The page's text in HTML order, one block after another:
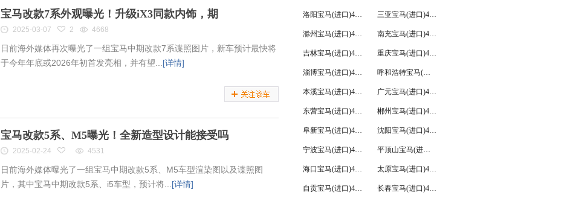
宝马改款7系外观曝光！升级iX3同款内饰，期
2025-03-07 2 4668
日前海外媒体再次曝光了一组宝马中期改款7系谍照图片，新车预计最快将
于今年年底或2026年初首发亮相，并有望... [详情]
宝马改款5系、M5曝光！全新造型设计能接受吗
2025-02-24 4531
日前海外媒体曝光了一组宝马中期改款5系、M5车型渲染图以及谍照图
片，其中宝马中期改款5系、i5车型，预计将... [详情]
洛阳宝马(进口)4S店 三亚宝马(进口)4S店
滁州宝马(进口)4S店 南充宝马(进口)4S店
吉林宝马(进口)4S店 重庆宝马(进口)4S店
淄博宝马(进口)4S店 呼和浩特宝马(进口)4S店
本溪宝马(进口)4S店 广元宝马(进口)4S店
东营宝马(进口)4S店 郴州宝马(进口)4S店
阜新宝马(进口)4S店 沈阳宝马(进口)4S店
宁波宝马(进口)4S店 平顶山宝马(进口)4S店
海口宝马(进口)4S店 太原宝马(进口)4S店
自贡宝马(进口)4S店 长春宝马(进口)4S店